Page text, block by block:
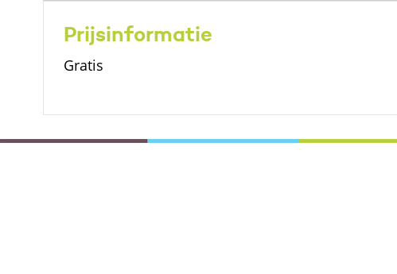
Prijsinformatie
Gratis